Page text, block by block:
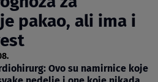
pakao, ali ima i
Ovo su namirnice koje